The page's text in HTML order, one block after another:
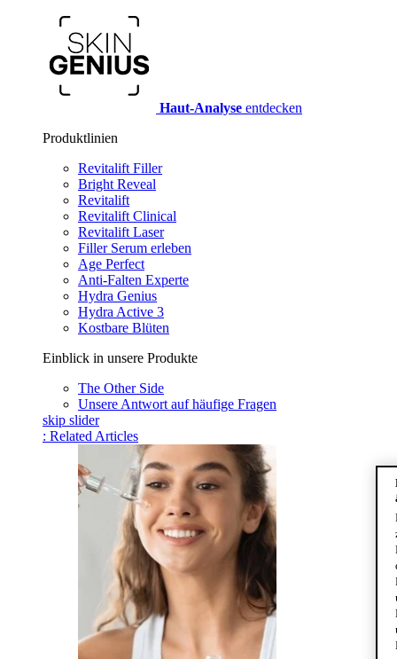
Haut-Analyse entdecken
Produktlinien
Revitalift Filler
Bright Reveal
Revitalift
Revitalift Clinical
Revitalift Laser
Filler Serum erleben
Age Perfect
Anti-Falten Experte
Hydra Genius
Hydra Active 3
Kostbare Blüten
Einblick in unsere Produkte
The Other Side
Unsere Antwort auf häufige Fragen
skip slider
: Related Articles